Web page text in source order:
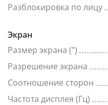
Разблокировка по лицу
Экран
Размер экрана (")
Разрешение экрана
Соотношение сторон
Частота дисплея (Гц)